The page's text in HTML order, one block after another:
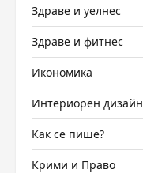
Здраве и уелнес
Здраве и фитнес
Икономика
Интериорен дизайн
Как се пише?
Крими и Право